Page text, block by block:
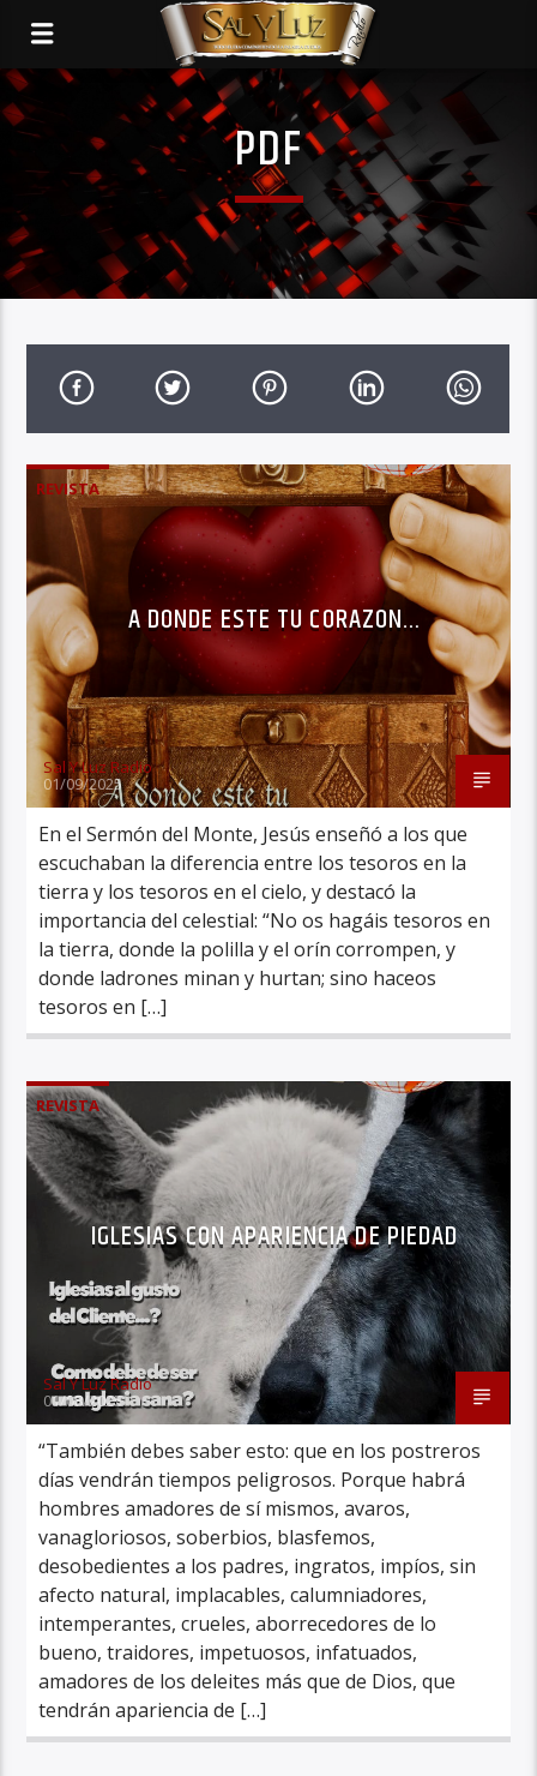
PDF
REVISTA
A DONDE ESTE TU CORAZON…
Sal Y Luz Radio
01/09/2025
En el Sermón del Monte, Jesús enseñó a los que
escuchaban la diferencia entre los tesoros en la
tierra y los tesoros en el cielo, y destacó la
importancia del celestial: “No os hagáis tesoros en
la tierra, donde la polilla y el orín corrompen, y
donde ladrones minan y hurtan; sino haceos
tesoros en […]
REVISTA
IGLESIAS CON APARIENCIA DE PIEDAD
Sal Y Luz Radio
01/08/2025
“También debes saber esto: que en los postreros
días vendrán tiempos peligrosos. Porque habrá
hombres amadores de sí mismos, avaros,
vanagloriosos, soberbios, blasfemos,
desobedientes a los padres, ingratos, impíos, sin
afecto natural, implacables, calumniadores,
intemperantes, crueles, aborrecedores de lo
bueno, traidores, impetuosos, infatuados,
amadores de los deleites más que de Dios, que
tendrán apariencia de […]